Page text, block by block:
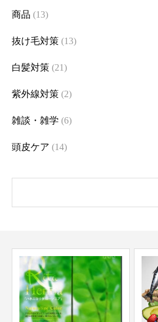
商品 (13)
抜け毛対策 (13)
白髪対策 (21)
紫外線対策 (2)
雑談・雑学 (6)
頭皮ケア (14)